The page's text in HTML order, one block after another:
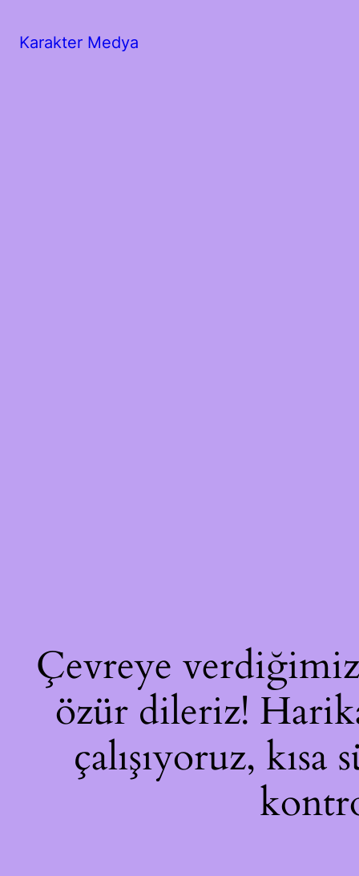
Karakter Medya
Çevreye verdiğimiz
özür dileriz!
çalışıyoruz,